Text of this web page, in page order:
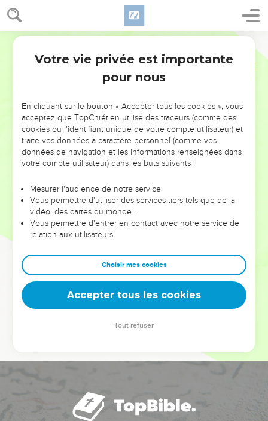
NE MANQUEZ PAS L’ÉVÉNEMENT
DE L’ANNÉE !
ET SI LEURS ERREURS POUVAIENT VOUS ÉVITER LES
VOTRES ?
leur foi ou leur vision. Mais on voit moins les doutes, les erreurs
et les saisons difficiles qu'ils ont traversés, alors même que ce
sont elles qui les ont façonnés.
Dans cette conférence, leaders, entrepreneurs, et responsables
clés pour avancer avec plus de sagesse afin que leurs erreurs
deviennent vos tremplins. Que vous guidiez un ministère, une
équipe, un groupe ou une famille, leur expérience est faite
Votre vie privée est importante
pour nous
En cliquant sur le bouton « Accepter tous les cookies », vous
acceptez que TopChrétien utilise des traceurs (comme des
cookies ou l'identifiant unique de votre compte utilisateur) et
traite vos données à caractère personnel (comme vos
données de navigation et les informations renseignées dans
votre compte utilisateur) dans les buts suivants :
Mesurer l'audience de notre service
Vous permettre d'utiliser des services tiers tels que de la
vidéo, des cartes du monde…
Vous permettre d'entrer en contact avec notre service de
relation aux utilisateurs.
Choisir mes cookies
Accepter tous les cookies
Tout refuser